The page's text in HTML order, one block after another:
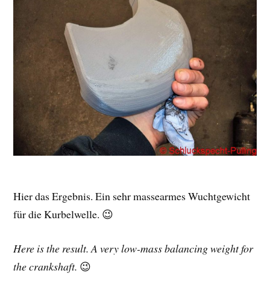
Hier das Ergebnis. Ein sehr massearmes Wuchtgewicht
für die Kurbelwelle. 😉
Here is the result. A very low-mass balancing weight for
the crankshaft. 😉